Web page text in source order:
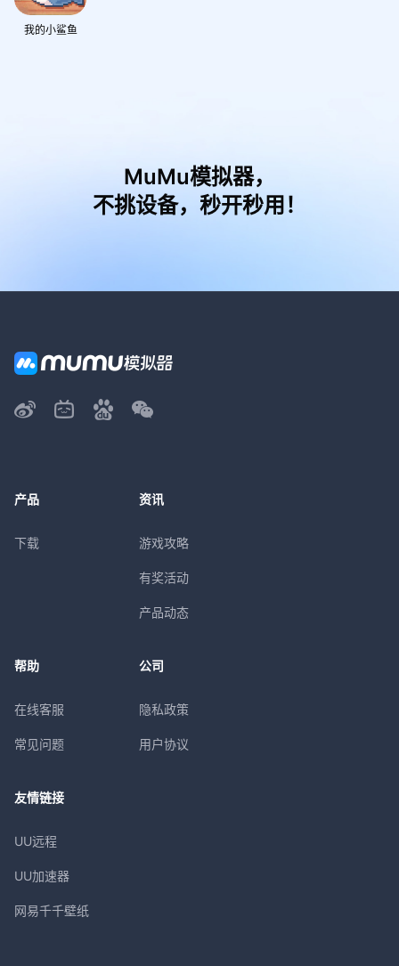
我的小鲨鱼
MuMu模拟器，
不挑设备，秒开秒用！
产品
下载
资讯
游戏攻略
有奖活动
产品动态
帮助
在线客服
常见问题
公司
隐私政策
用户协议
友情链接
UU远程
UU加速器
网易千千壁纸